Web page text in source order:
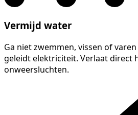
Vermijd water
Ga niet zwemmen, vissen of
geleidt elektriciteit. Verlaat direct
onweersluchten.